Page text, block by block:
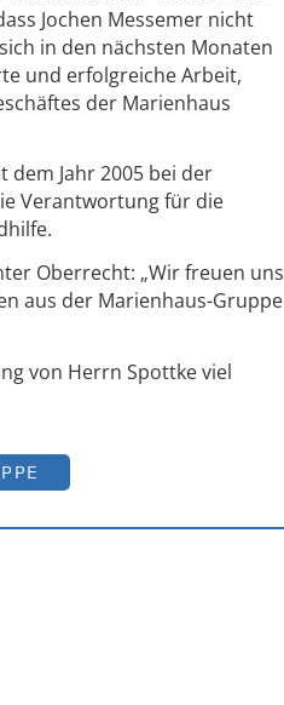
Jochen Messemer nicht
in den nächsten Monaten
und erfolgreiche Arbeit,
der Marienhaus
dem Jahr 2005 bei der
Verantwortung für die
Oberrecht: „Wir freuen uns
aus der Marienhaus-Gruppe
von Herrn Spottke viel